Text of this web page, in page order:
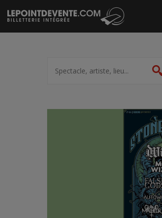
Passer
au
contenu
artiste,
lieu...